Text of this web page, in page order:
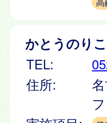
かとうのり
TEL:
住所: